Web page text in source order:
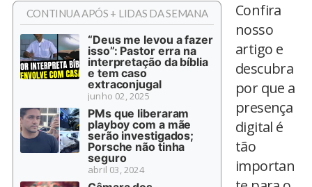
CONTINUA APÓS + LIDAS DA SEMANA
“Deus me levou a fazer
isso”: Pastor erra na
interpretação da bíblia
e tem caso
extraconjugal
junho 02, 2025
PMs que liberaram
playboy com a mãe
serão investigados;
Porsche não tinha
seguro
abril 03, 2024
Confira
nosso
artigo e
descubra
por que a
presença
digital é
tão
importan